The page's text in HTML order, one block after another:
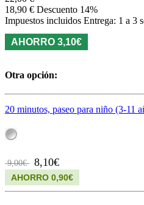
18,90 € Descuento 14%
Impuestos incluidos Entrega: 1 a 3
AHORRO 3,10€
Otra opción:
20 minutos, paseo para niño (3-11
9,00€ 8,10€
AHORRO 0,90€